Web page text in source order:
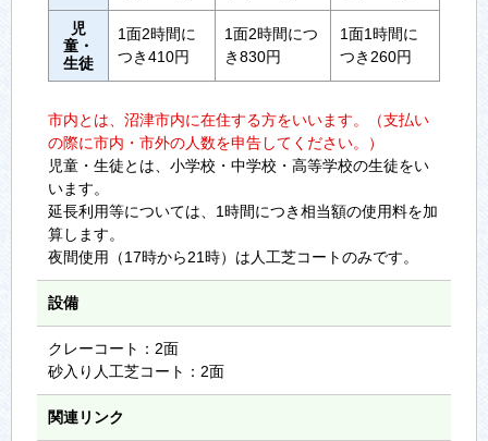
児
童・
生徒
1面2時間に
つき410円
1面2時間につ
き830円
1面1時間に
つき260円
市内とは、沼津市内に在住する方をいいます。（支払い
の際に市内・市外の人数を申告してください。）
児童・生徒とは、小学校・中学校・高等学校の生徒をい
います。
延長利用等については、1時間につき相当額の使用料を加
算します。
夜間使用（17時から21時）は人工芝コートのみです。
設備
クレーコート：2面
砂入り人工芝コート：2面
関連リンク